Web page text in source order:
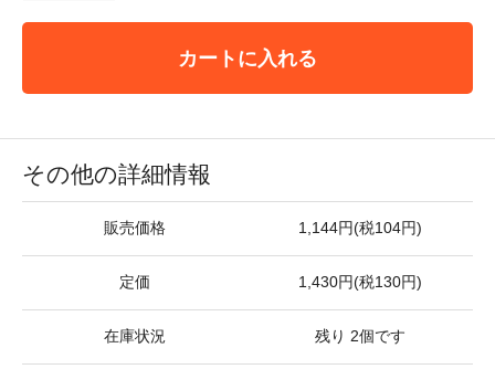
カートに入れる
その他の詳細情報
販売価格 1,144円(税104円)
定価 1,430円(税130円)
在庫状況 残り 2個です